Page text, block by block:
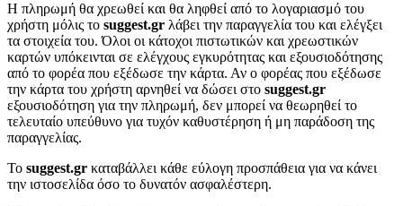
Η πληρωμή θα χρεωθεί και θα ληφθεί από το λογαριασμό του
χρήστη μόλις το suggest.gr λάβει την παραγγελία του και ελέγξει
τα στοιχεία του. Όλοι οι κάτοχοι πιστωτικών και χρεωστικών
καρτών υπόκεινται σε ελέγχους εγκυρότητας και εξουσιοδότησης
από το φορέα που εξέδωσε την κάρτα. Αν ο φορέας που εξέδωσε
την κάρτα του χρήστη αρνηθεί να δώσει στο suggest.gr
εξουσιοδότηση για την πληρωμή, δεν μπορεί να θεωρηθεί το
τελευταίο υπεύθυνο για τυχόν καθυστέρηση ή μη παράδοση της
παραγγελίας.
Το suggest.gr καταβάλλει κάθε εύλογη προσπάθεια για να κάνει
την ιστοσελίδα όσο το δυνατόν ασφαλέστερη.